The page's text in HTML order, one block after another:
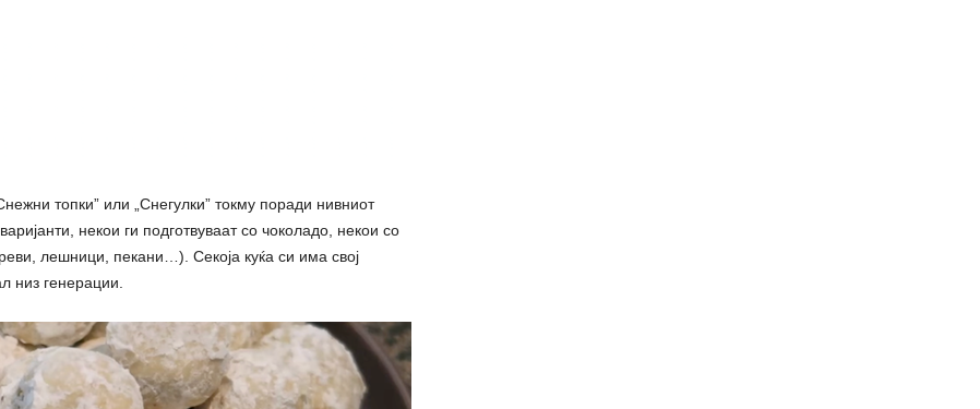
топки” или „Снегулки” токму поради нивниот
некои ги подготвуваат со чоколадо, некои со
лешници, пекани…). Секоја куќа си има свој
низ генерации.